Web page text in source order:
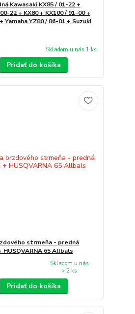
Kawasaki KX85 / 01-22 +
22 + KX80 + KX100 / 91-00 +
Yamaha YZ80 / 86-01 + Suzuki
Skladom u nás 1 ks
Pridať do košíka
strmeňa - predná
HUSQVARNA 65 Allbals
Skladom u nás
> 2 ks
Pridať do košíka